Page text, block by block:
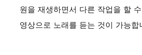
원을 재생하면서 다른 작업을 할
영상으로 노래를 듣는 것이 가능합